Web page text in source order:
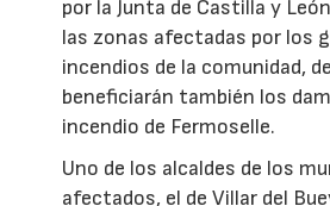
por la Junta de Castilla y
las zonas afectadas por los
incendios de la comunidad,
beneficiarán también los
incendio de Fermoselle.
Uno de los alcaldes de los
afectados, el de Villar del